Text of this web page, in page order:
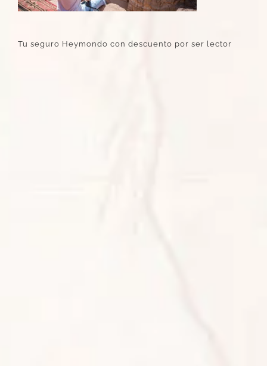
Tu seguro Heymondo con descuento por ser lector